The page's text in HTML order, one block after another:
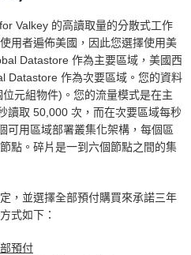
Valkey 的高讀取量的分散式工作
用者遍佈美國，因此您選擇使用美
Datastore 作為主要區域，美國西
Datastore 作為次要區域。您的資料
元組物件)。您的流量模式是在主
讀取 50,000 次，而在次要區域每秒
可用區域部署叢集化架構，每個區
點。碎片是一到六個節點之間的集
，並選擇全部預付購買來承諾三年
式如下：
預付